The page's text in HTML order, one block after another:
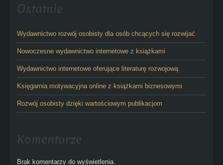
Ostatnie
Wydawnictwo rozwój osobisty dla osób chcących się rozwijać
Nowoczesne wydawnictwo internetowe z książkami
Wydawnictwo internetowe oferujące literaturę rozwojową
Księgarnia motywacyjna online z książkami biznesowymi
Rozwój osobisty dzięki wartościowym publikacjom
Komentarze
Brak komentarzy do wyświetlenia.